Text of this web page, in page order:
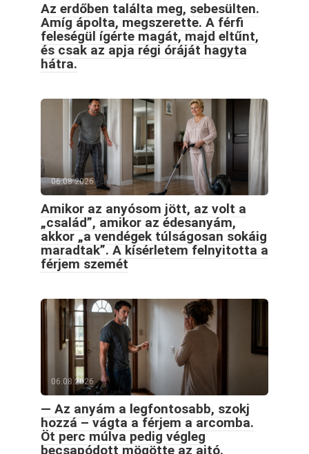
Az erdőben találta meg, sebesülten.
Amíg ápolta, megszerette. A férfi
feleségül ígérte magát, majd eltűnt,
és csak az apja régi óráját hagyta
hátra.
06.08.2026
Amikor az anyósom jött, az volt a
„család”, amikor az édesanyám,
akkor „a vendégek túlságosan sokáig
maradtak”. A kísérletem felnyitotta a
férjem szemét
06.08.2026
— Az anyám a legfontosabb, szokj
hozzá – vágta a férjem a arcomba.
Öt perc múlva pedig végleg
becsapódott mögötte az ajtó.